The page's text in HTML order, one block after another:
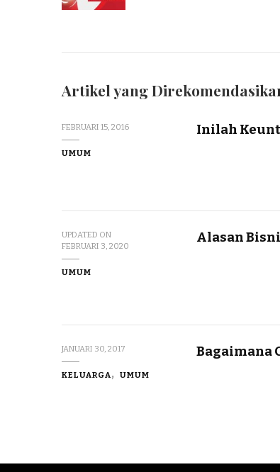
Artikel yang
FEBRUARI 15, 2016
UMUM
Inilah
UPDATED ON
FEBRUARI 3, 2020
UMUM
Alasan
JANUARI 30, 2017
KELUARGA UMUM
Bagaimana